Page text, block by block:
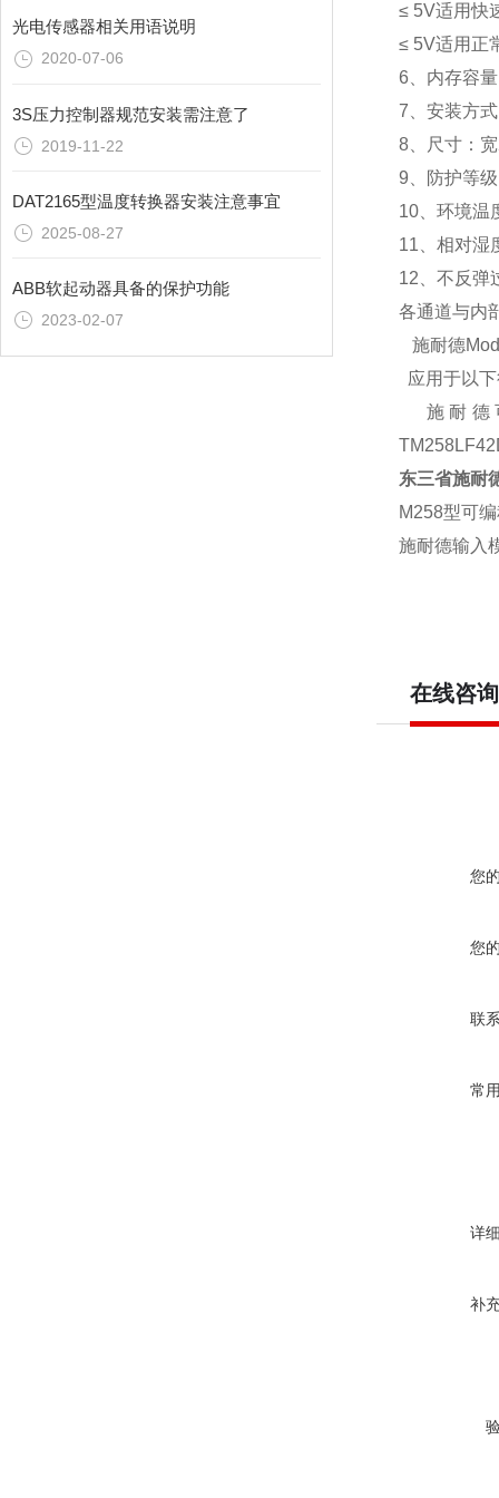
光电传感器相关用语说明
2020-07-06
3S压力控制器规范安装需注意了
2019-11-22
DAT2165型温度转换器安装注意事宜
2025-08-27
ABB软起动器具备的保护功能
2023-02-07
≤ 5V适用快
≤ 5V适用正
6、内存容
7、安装方
8、尺寸：
9、防护等
10、环境温
11、相对湿
12、不反弹
各通道与内
施耐德
应用于以
施耐德
东三省施耐
M258型可
施耐德输入
在线咨询
您
您
联
常
详
补